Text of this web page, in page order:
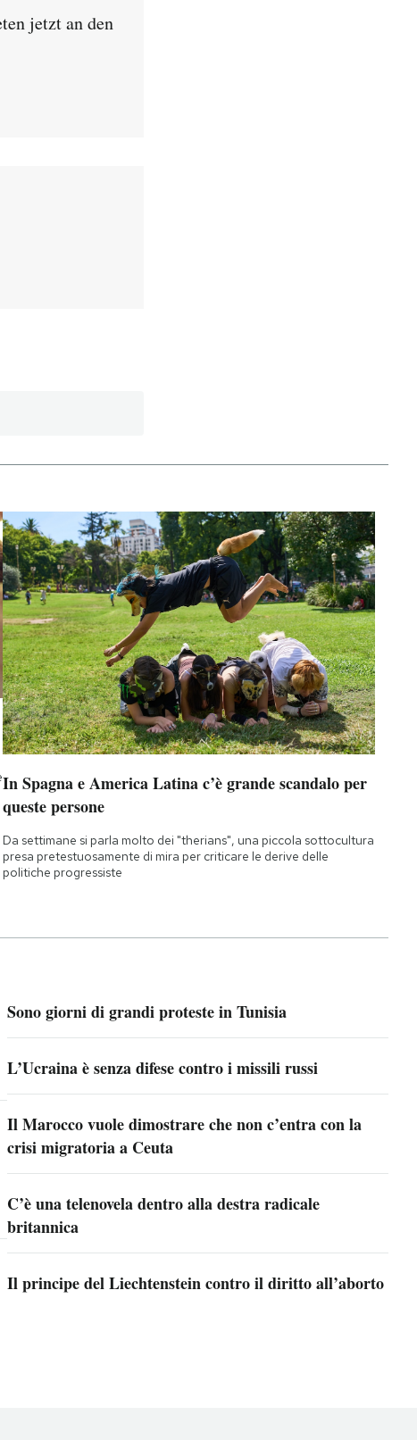
jetzt an den
In Spagna e America Latina c’è grande scandalo per
queste persone
Da settimane si parla molto dei "therians", una piccola sottocultura
presa pretestuosamente di mira per criticare le derive delle
politiche progressiste
Sono giorni di grandi proteste in Tunisia
L’Ucraina è senza difese contro i missili russi
Il Marocco vuole dimostrare che non c’entra con la
crisi migratoria a Ceuta
C’è una telenovela dentro alla destra radicale
britannica
Il principe del Liechtenstein contro il diritto all’aborto